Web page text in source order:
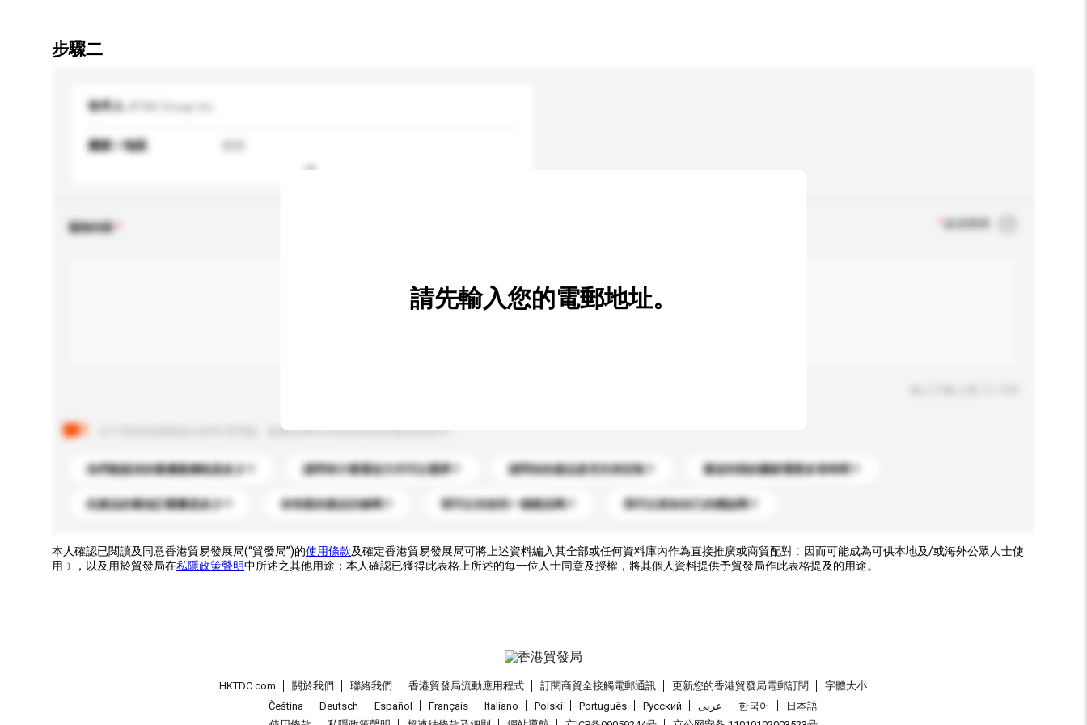
步驟二
收件人 ATNS Group Inc.
國家 / 地區
查詢內容
以下是其他買家提出的常見問題。點擊以將它們添加到你的查詢訊息中。
你們能提供的最優惠價格是多少？ 請問有什麼運送方式可以選擇？ 請問你的產品是否支持定制？ 運送到我的國家需要多長時間？
此產品的最低訂購量是多少？ 你有新的產品目錄嗎？ 我可以先收到一個樣品嗎？ 我可以添加自己的標誌嗎？
請先輸入您的電郵地址。
本人確認已閱讀及同意香港貿易發展局(“貿發局”)的使用條款及確定香港貿易發展局可將上述資料編入其全部或任何資料庫內作為直接推廣或商貿配對﹝因而可能成為可供本地及/或海外公眾人士使
用﹞，以及用於貿發局在私隱政策聲明中所述之其他用途；本人確認已獲得此表格上所述的每一位人士同意及授權，將其個人資料提供予貿發局作此表格提及的用途。
HKTDC.com 關於我們 聯絡我們 香港貿發局流動應用程式 訂閱商貿全接觸電郵通訊 更新您的香港貿發局電郵訂閱
字體大小
Čeština
Deutsch Español Français Italiano Polski Português Pусский عربى 한국어
日本語